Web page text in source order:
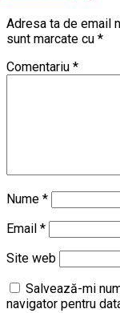
Adresa ta de email
sunt marcate cu *
Comentariu *
Nume *
Email *
Site web
Salvează-mi
navigator pentru